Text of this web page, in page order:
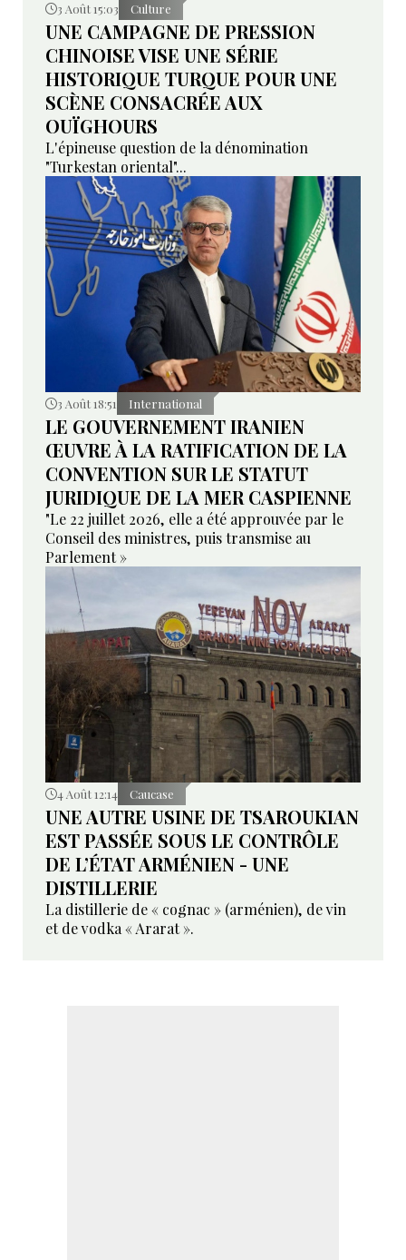
3 Août 15:03 Culture
UNE CAMPAGNE DE PRESSION
CHINOISE VISE UNE SÉRIE
HISTORIQUE TURQUE POUR UNE
SCÈNE CONSACRÉE AUX
OUÏGHOURS
L'épineuse question de la dénomination
"Turkestan oriental"...
3 Août 18:51 International
LE GOUVERNEMENT IRANIEN
ŒUVRE À LA RATIFICATION DE LA
CONVENTION SUR LE STATUT
JURIDIQUE DE LA MER CASPIENNE
"Le 22 juillet 2026, elle a été approuvée par le
Conseil des ministres, puis transmise au
Parlement »
4 Août 12:14 Caucase
UNE AUTRE USINE DE TSAROUKIAN
EST PASSÉE SOUS LE CONTRÔLE
DE L’ÉTAT ARMÉNIEN - UNE
DISTILLERIE
La distillerie de « cognac » (arménien), de vin
et de vodka « Ararat ».